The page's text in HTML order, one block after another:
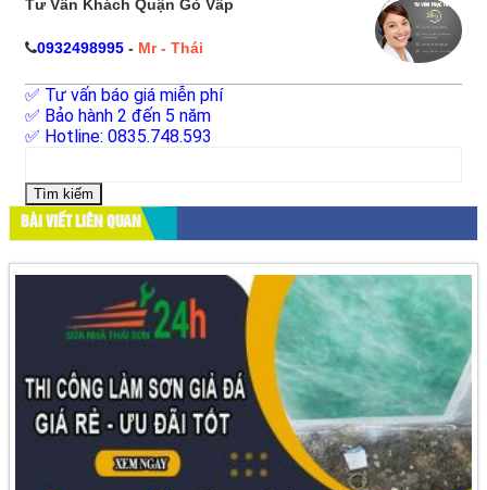
Tư Vấn Khách Quận Gò Vấp
0932498995 - Mr - Thái
✅ Tư vấn báo giá miễn phí
✅ Bảo hành 2 đến 5 năm
✅ Hotline: 0835.748.593
cho:
BÀI VIẾT LIÊN QUAN